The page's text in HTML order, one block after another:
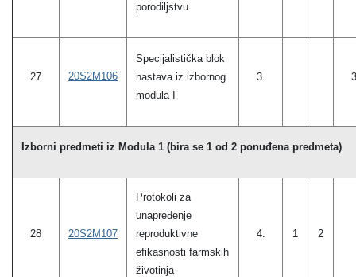
porodiljstvu
27 20S2M106
Specijalistička blok
nastava iz izbornog
modula I
3. 3
Izborni predmeti iz Modula 1 (bira se 1 od 2 ponuđena predmeta)
28 20S2M107
Protokoli za
unapređenje
reproduktivne
efikasnosti farmskih
životinja
4. 1 2